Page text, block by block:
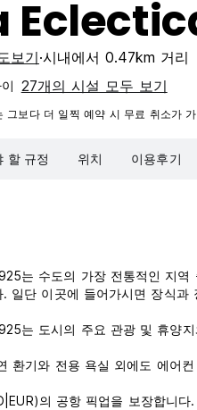
보기 시내에서 0.47km 거리
27개의 시설 모두 보기
그보다 더 일찍 예약 시 무료 취소가
할 규정 위치 이용후기
는 수도의 가장 전통적인 지
. 일단 이곳에 들어가시면 장식
는 도시의 주요 관광 및 휴양
환기와 전용 욕실 외에도 에어
의 공항 픽업을 보장합니다.